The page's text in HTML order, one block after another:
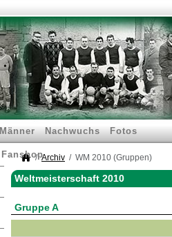
Männer Nachwuchs Fotos
FanshopArchiv WM 2010 (Gruppen)
Weltmeisterschaft 2010
Gruppe A